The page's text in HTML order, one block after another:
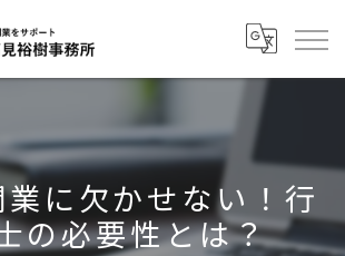
に欠かせない！行
の必要性とは？